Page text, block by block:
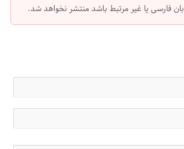
فارسی یا غیر مرتبط باشد منتشر نخواهد شد.